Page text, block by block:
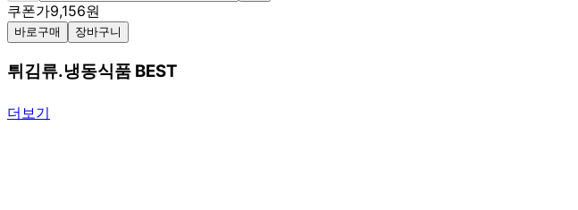
쿠폰가9,156원
바로구매 장바구니
튀김류.냉동식품 BEST
더보기